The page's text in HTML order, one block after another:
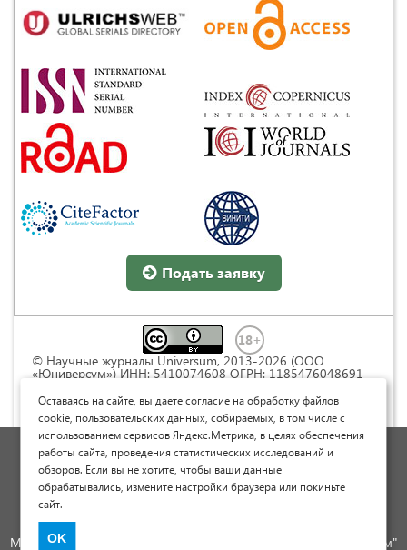
Подать заявку
© Научные журналы Universum, 2013-2026 (ООО
«Юниверсум») ИНН: 5410074608 ОГРН: 1185476048691
Commons « Attribution» («Атрибуция») 4.0
Непортированная
Политика обработки персональных данных
Договор оферты
Опубликовать научную статью
Международный научно-исследовательский журнал "Юниверсум"
Оставаясь на сайте, вы даете согласие на обработку файлов
cookie, пользовательских данных, собираемых, в том числе с
использованием сервисов Яндекс.Метрика, в целях обеспечения
работы сайта, проведения статистических исследований и
обзоров. Если вы не хотите, чтобы ваши данные
обрабатывались, измените настройки браузера или покиньте
сайт.
OK